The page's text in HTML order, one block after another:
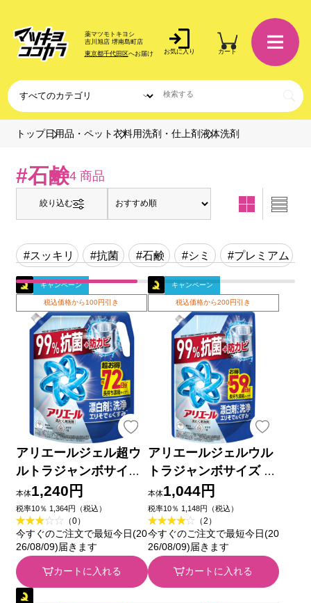
薬マツモトキヨシ
吉川旭店 堺南島町店
東京都千代田区へお届け お気に入り カート
トップ日用品・ペット 衣料用洗剤・仕上剤 液体洗剤
#石鹸4 商品
絞り込む
#スッキリ #抗菌 #石鹸 #シミ #プレミアム
キャンペーン
税込価格から100円引き
アリエールジェル超ウ
ルトラジャンボサイズ
１７２０ｇ Ｐ＆Ｇジャ
パン
本体1,240円
税率10％ 1,364円（税込）
（0）
今すぐのご注文で最短今日(20
26/08/09)届きます
カートに入れる
キャンペーン
税込価格から200円引き
アリエールジェルウル
トラジャンボサイズ １
４００ｇ Ｐ＆Ｇジャパ
ン
本体1,044円
税率10％ 1,148円（税込）
（2）
今すぐのご注文で最短今日(20
26/08/09)届きます
カートに入れる